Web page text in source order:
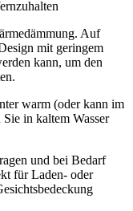
Auf
mit geringem
kann, um den
warm (oder kann im
in kaltem Wasser
und bei Bedarf
für Laden- oder